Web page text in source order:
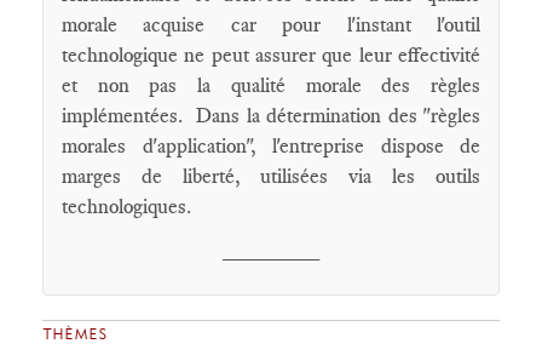
morale acquise car pour l'instant l'outil
technologique ne peut assurer que leur effectivité
et non pas la qualité morale des règles
implémentées. Dans la détermination des "règles
morales d'application", l'entreprise dispose de
marges de liberté, utilisées via les outils
technologiques.
THÈMES